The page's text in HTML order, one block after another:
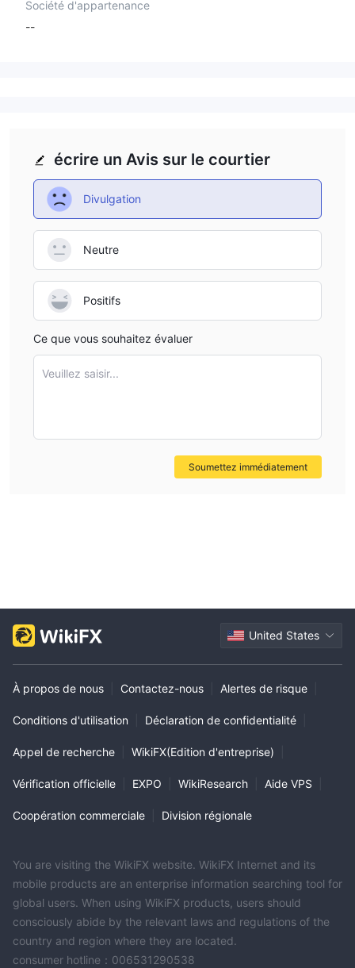
Société d'appartenance
--
écrire un Avis sur le courtier
Divulgation
Neutre
Positifs
Ce que vous souhaitez évaluer
Veuillez saisir...
Soumettez immédiatement
United States
À propos de nous Contactez-nous Alertes de risque
Conditions d'utilisation Déclaration de confidentialité
Appel de recherche WikiFX(Edition d'entreprise)
Vérification officielle EXPO WikiResearch Aide VPS
Coopération commerciale Division régionale
You are visiting the WikiFX website. WikiFX Internet and its
mobile products are an enterprise information searching tool for
global users. When using WikiFX products, users should
consciously abide by the relevant laws and regulations of the
country and region where they are located.
consumer hotline：006531290538